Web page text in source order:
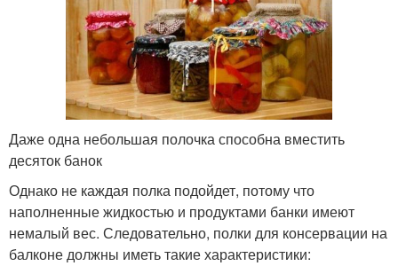
Даже одна небольшая полочка способна вместить
десяток банок
Однако не каждая полка подойдет, потому что
наполненные жидкостью и продуктами банки имеют
немалый вес. Следовательно, полки для консервации на
балконе должны иметь такие характеристики: